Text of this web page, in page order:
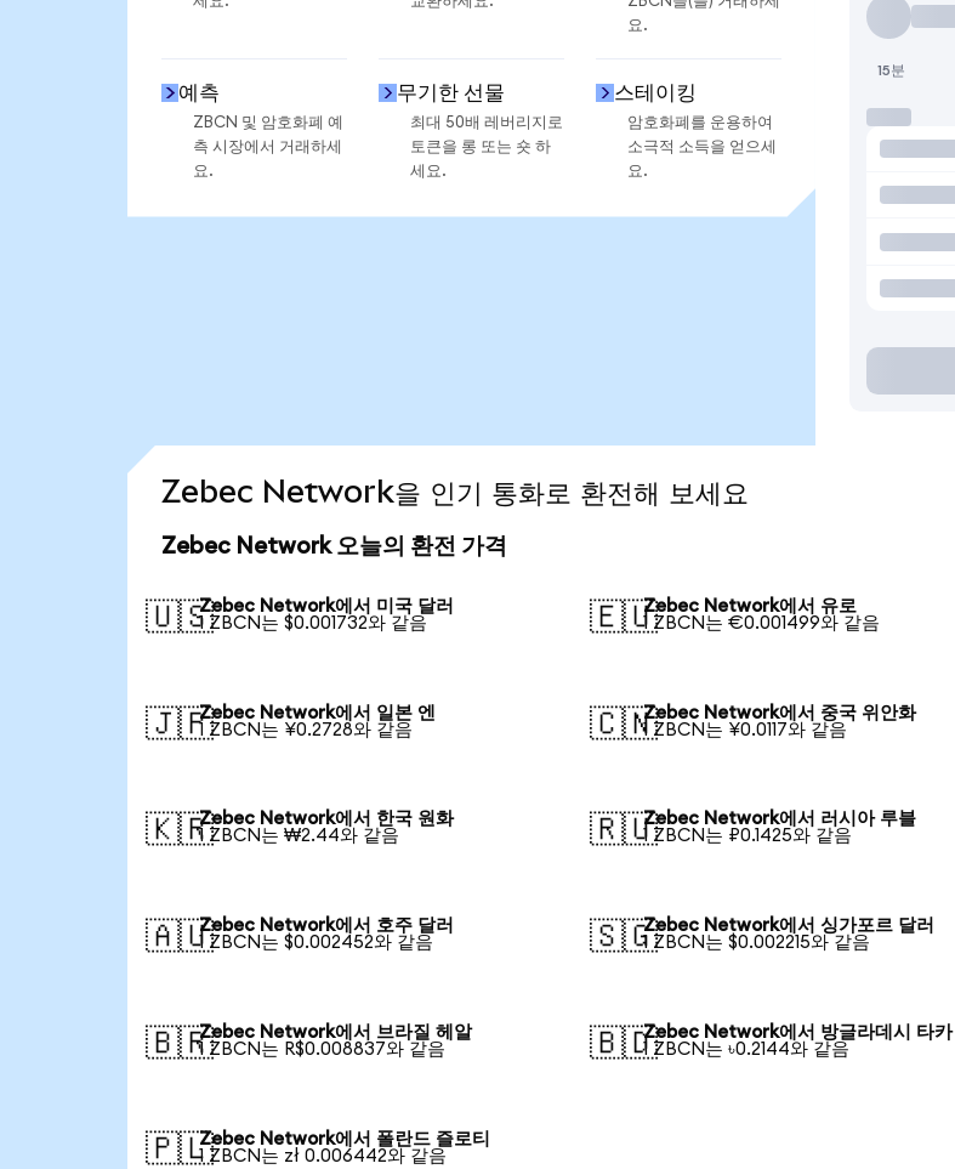
요.
예측
ZBCN 및 암호화폐 예
측 시장에서 거래하세
요.
무기한 선물
최대 50배 레버리지로
토큰을 롱 또는 숏 하
세요.
스테이킹
암호화폐를 운용하여
소극적 소득을 얻으세
요.
15분
Zebec Network을 인기 통화로 환전해 보세요
Zebec Network 오늘의 환전 가격
🇺🇸Zebec Network에서 미국 달러
1 ZBCN는 $0.001732와 같음
🇪🇺Zebec Network에서 유로
1 ZBCN는 €0.001499와 같음
🇯🇵Zebec Network에서 일본 엔
1 ZBCN는 ¥0.2728와 같음
🇨🇳Zebec Network에서 중국 위안화
1 ZBCN는 ¥0.0117와 같음
🇰🇷Zebec Network에서 한국 원화
1 ZBCN는 ₩2.44와 같음
🇷🇺Zebec Network에서 러시아 루블
1 ZBCN는 ₽0.1425와 같음
🇦🇺Zebec Network에서 호주 달러
1 ZBCN는 $0.002452와 같음
🇸🇬Zebec Network에서 싱가포르 달러
1 ZBCN는 $0.002215와 같음
🇧🇷Zebec Network에서 브라질 헤알
1 ZBCN는 R$0.008837와 같음
🇧🇩Zebec Network에서 방글라데시 타카
1 ZBCN는 ৳0.2144와 같음
🇵🇱Zebec Network에서 폴란드 즐로티
1 ZBCN는 zł 0.006442와 같음